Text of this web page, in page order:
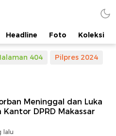
Headline Foto Koleksi
404 Pilpres 2024
Meninggal dan Luka
Kantor DPRD Makassar
lalu